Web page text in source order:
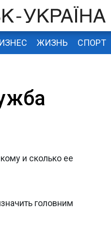
ЖИЗНЬ СПОРТ
и сколько ее
головним